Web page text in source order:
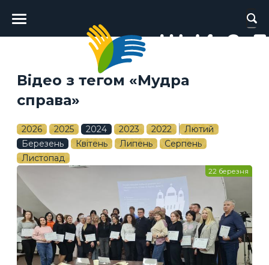
Головне
меню
Відео з тегом «Мудра
справа»
2026 2025 2024 2023 2022
Лютий
Березень
Квітень Липень
Серпень
Листопад
22 березня